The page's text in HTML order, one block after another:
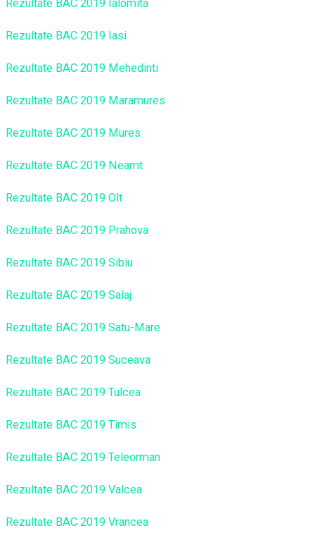
Rezultate BAC 2019 Ialomita
Rezultate BAC 2019 Iasi
Rezultate BAC 2019 Mehedinti
Rezultate BAC 2019 Maramures
Rezultate BAC 2019 Mures
Rezultate BAC 2019 Neamt
Rezultate BAC 2019 Olt
Rezultate BAC 2019 Prahova
Rezultate BAC 2019 Sibiu
Rezultate BAC 2019 Salaj
Rezultate BAC 2019 Satu-Mare
Rezultate BAC 2019 Suceava
Rezultate BAC 2019 Tulcea
Rezultate BAC 2019 Timis
Rezultate BAC 2019 Teleorman
Rezultate BAC 2019 Valcea
Rezultate BAC 2019 Vrancea